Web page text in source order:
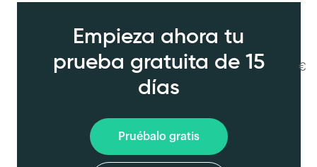
€
Empieza ahora tu
prueba gratuita de 15
días
Pruébalo gratis